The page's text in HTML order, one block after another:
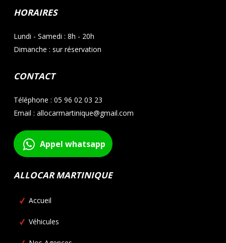
HORAIRES
Lundi - Samedi : 8h - 20h
Dimanche : sur réservation
CONTACT
Téléphone : 05 96 02 03 23
Email : allocarmartinique@gmail.com
Appel whatsapp
ALLOCAR MARTINIQUE
Accueil
Véhicules